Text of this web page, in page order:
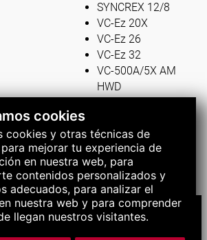
cookies
cookies y otras técnicas de
mejorar tu experiencia de
en nuestra web, para
contenidos personalizados y
adecuados, para analizar el
nuestra web y para comprender
llegan nuestros visitantes.
SYNCREX 12/8
VC-Ez 20X
VC-Ez 26
VC-Ez 32
VC-500A/5X AM
HWD
Todos los derechos reservados.